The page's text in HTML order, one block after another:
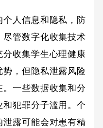
人信息和隐私，防
管数字化收集技术
分收集学生心理健康
，但隐私泄露风险
一些数据收集和分
犯罪分子滥用。个
泄露可能会对患有精